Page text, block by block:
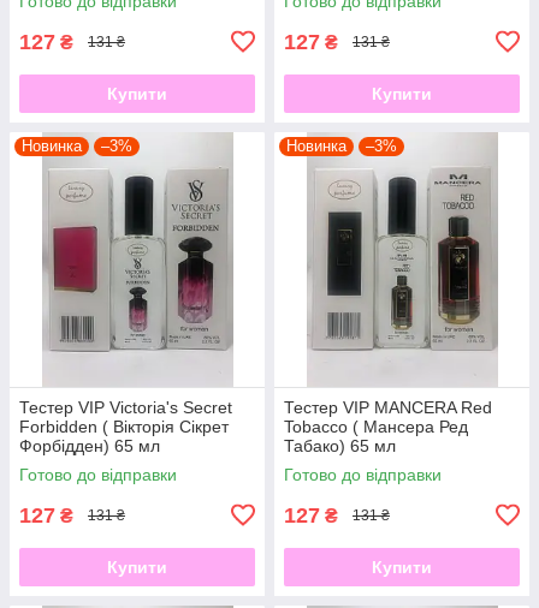
127 ₴ 131 ₴
Купити
127 ₴ 131 ₴
Купити
Новинка –3%
Тестер VIP Victoria's Secret
Forbidden ( Вікторія Сікрет
Форбідден) 65 мл
Готово до відправки
127 ₴ 131 ₴
Купити
Новинка –3%
Тестер VIP MANCERA Red
Tobacco ( Мансера Ред
Табако) 65 мл
Готово до відправки
127 ₴ 131 ₴
Купити